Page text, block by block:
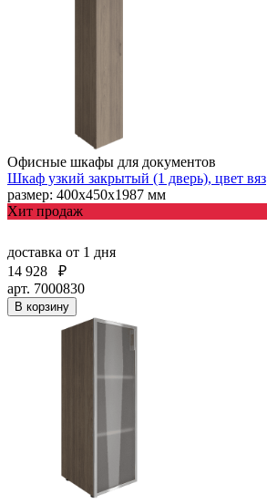
Офисные шкафы для документов
Шкаф узкий закрытый (1 дверь), цвет вяз
размер: 400х450х1987 мм
Хит продаж
доставка от 1 дня
14 928
₽
арт. 7000830
В корзину